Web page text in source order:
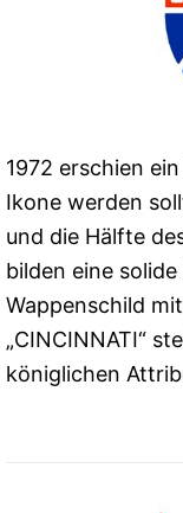
1972 erschien
Ikone werden
und die Hälfte
bilden eine
Wappenschild
„CINCINNATI“
königlichen